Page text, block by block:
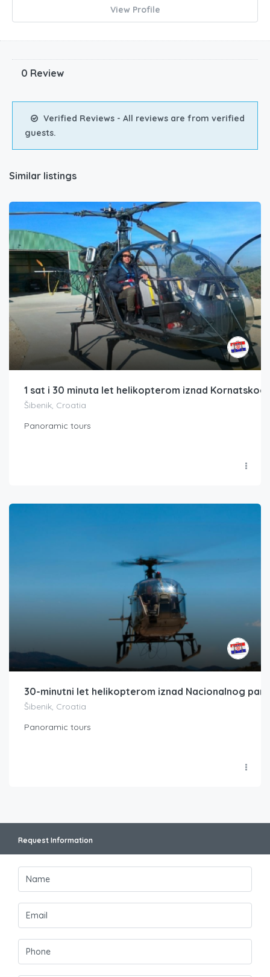
View Profile
0 Review
Verified Reviews - All reviews are from verified
guests.
Similar listings
1 sat i 30 minuta let helikopterom iznad
Šibenik, Croatia
Panoramic tours
30-minutni let helikopterom iznad Nacionalnog
Šibenik, Croatia
Panoramic tours
Request Information